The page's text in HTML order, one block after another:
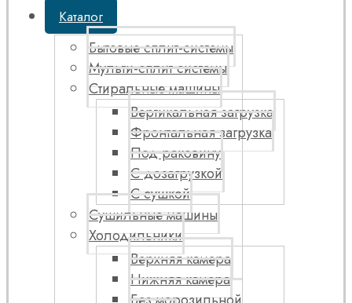
Каталог
Бытовые сплит-системы
Мульти-сплит системы
Стиральные машины
Вертикальная загрузка
Фронтальная загрузка
Под раковину
С дозагрузкой
С сушкой
Сушильные машины
Холодильники
Верхняя камера
Нижняя камера